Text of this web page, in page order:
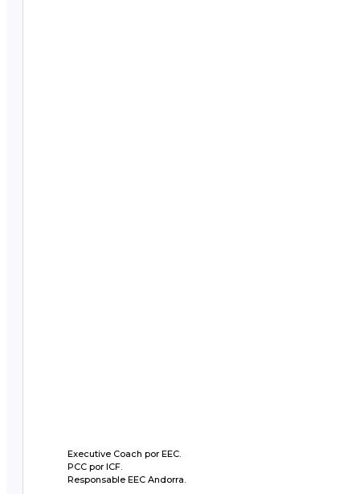
Executive Coach por EEC.
PCC por ICF.
Responsable EEC Andorra.